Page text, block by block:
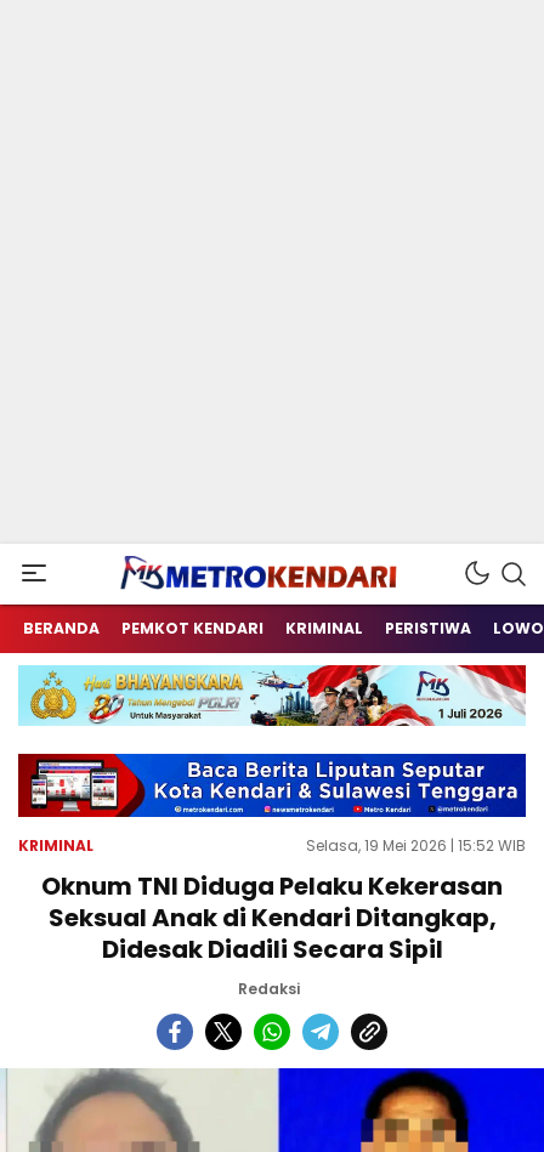
metrokendari
Berita Terkini Sulawesi Tenggara
BERANDA PEMKOT KENDARI KRIMINAL PERISTIWA
KRIMINAL Selasa, 19 Mei 2026 | 15:52 WIB
Oknum TNI Diduga Pelaku Kekerasan
Seksual Anak di Kendari Ditangkap,
Didesak Diadili Secara Sipil
Redaksi